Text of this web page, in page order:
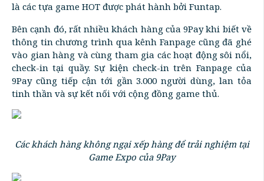
là các tựa game HOT được phát hành bởi Funtap.
Bên cạnh đó, rất nhiều khách hàng của 9Pay khi biết về
thông tin chương trình qua kênh Fanpage cũng đã ghé
vào gian hàng và cùng tham gia các hoạt động sôi nổi,
check-in tại quầy. Sự kiện check-in trên Fanpage của
9Pay cũng tiếp cận tới gần 3.000 người dùng, lan tỏa
tinh thần và sự kết nối với cộng đồng game thủ.
Các khách hàng không ngại xếp hàng để trải nghiệm tại
Game Expo của 9Pay